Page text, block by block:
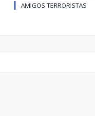
AMIGOS TERRORISTAS